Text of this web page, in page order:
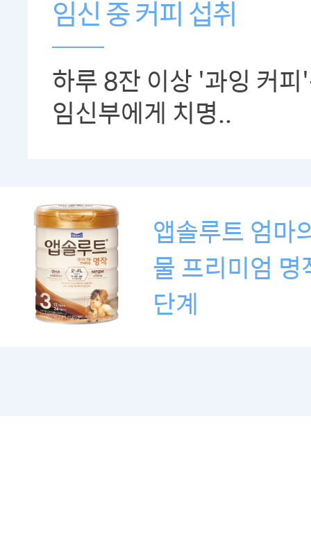
임신 중 커피 섭취
하루 8잔 이상 '과잉 커
임신부에게 치명..
앱솔루트 엄마
물 프리미엄 명
단계